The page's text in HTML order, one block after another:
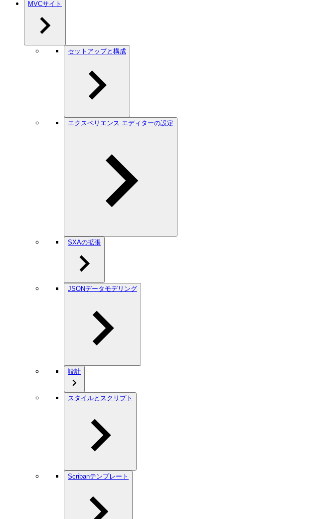
MVCサイト
セットアップと構成
エクスペリエンス エディターの設定
SXAの拡張
JSONデータモデリング
設計
スタイルとスクリプト
Scribanテンプレート